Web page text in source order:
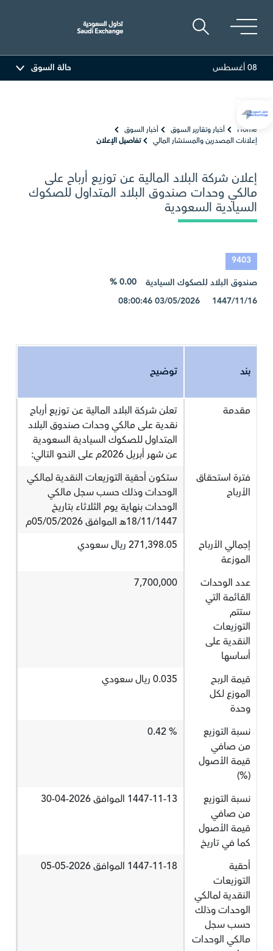
81.70
08 أغسطس حالة السوق
Home أخبار وتقارير السوق
أخبار السوق
إعلانات المصدرين والمستشار المالي
تفاصيل الإعلان
إعلان شركة البلاد المالية عن توزيع أرباح على
مالكي وحدات صندوق البلاد المتداول للصكوك
السيادية السعودية
9403
صندوق البلاد للصكوك السيادية
0.00 %
1447/11/16 03/05/2026 08:00:46
بند توضيح
مقدمة
تعلن شركة البلاد المالية عن توزيع أرباح
نقدية على مالكي وحدات صندوق البلاد
المتداول للصكوك السيادية السعودية
عن شهر أبريل 2026م على النحو التالي:
فترة استحقاق
الأرباح
ستكون أحقية التوزيعات النقدية لمالكي
الوحدات وذلك حسب سجل مالكي
الوحدات بنهاية يوم الثلاثاء بتاريخ
18/11/1447هـ الموافق 05/05/2026م
إجمالي الأرباح
الموزعة
271,398.05 ريال سعودي
عدد الوحدات
القائمة التي
ستتم
التوزيعات
النقدية على
أساسها
7,700,000
قيمة الربح
الموزع لكل
وحدة
0.035 ريال سعودي
نسبة التوزيع
من صافي
قيمة الأصول
(%)
% 0.42
نسبة التوزيع
من صافي
قيمة الأصول
كما في تاريخ
1447-11-13 الموافق 2026-04-30
أحقية
التوزيعات
النقدية لمالكي
الوحدات وذلك
حسب سجل
مالكي الوحدات
1447-11-18 الموافق 2026-05-05